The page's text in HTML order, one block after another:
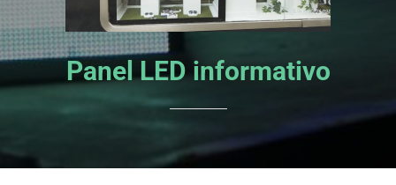
Panel LED informativo